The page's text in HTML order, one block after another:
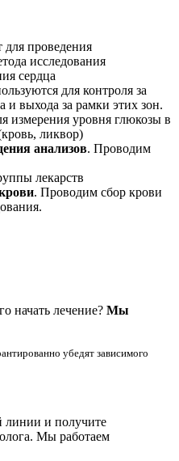
проведения
исследования
сердца
для контроля за
и выхода за рамки этих зон.
измерения уровня глюкозы в
ликвор)
анализов. Проводим
лекарств
. Проводим сбор крови
начать лечение? Мы
убедят зависимого
линии и получите
Мы работаем